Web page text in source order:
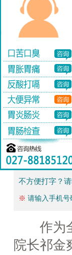
当前位置: 武汉
不方便打字？
※ 请输入手机号
作为全
院长祁金